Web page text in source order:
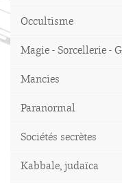
Occultisme
Magie - Sorcellerie -
Mancies
Paranormal
Sociétés secrètes
Kabbale, judaïca